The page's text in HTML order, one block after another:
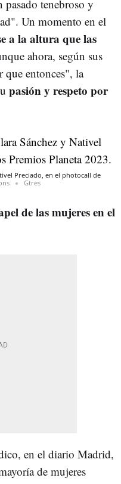
pasado tenebroso y
Un momento en el
a la altura que las
ahora, según sus
que entonces", la
pasión y respeto por
Preciado, en el photocall de
Gtres
de las mujeres en el
en el diario Madrid,
de mujeres